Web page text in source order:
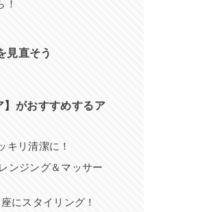
！
見直そう
がおすすめするア
キリ清潔に！
ンジング＆マッサー
にスタイリング！